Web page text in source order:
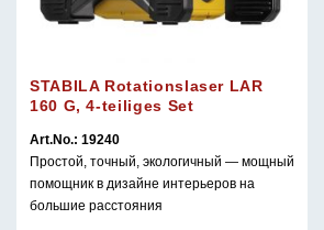
STABILA Rotationslaser LAR
160 G, 4-teiliges Set
Art.No.: 19240
Простой, точный, экологичный — мощный
помощник в дизайне интерьеров на
большие расстояния